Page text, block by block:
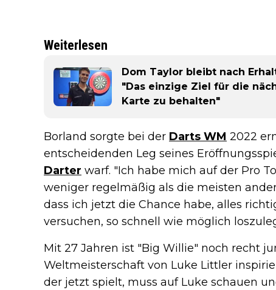
Weiterlesen
Dom Taylor bleibt nach
"Das einzige Ziel für die
Karte zu behalten"
Borland sorgte bei der Darts WM 2022
entscheidenden Leg seines
Darter warf. "Ich habe mich auf der Pro
weniger regelmäßig als die meisten
dass ich jetzt die Chance habe, alles
versuchen, so schnell wie möglich
Mit 27 Jahren ist "Big Willie" noch recht
Weltmeisterschaft von Luke Littler
der jetzt spielt, muss auf Luke schauen